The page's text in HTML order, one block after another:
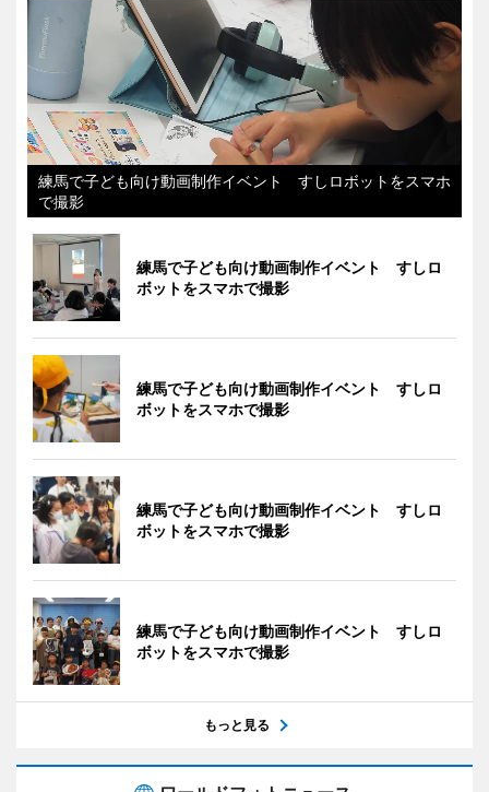
練馬で子ども向け動画制作イベント すしロボットをスマホ
で撮影
練馬で子ども向け動画制作イベント すしロ
ボットをスマホで撮影
練馬で子ども向け動画制作イベント すしロ
ボットをスマホで撮影
練馬で子ども向け動画制作イベント すしロ
ボットをスマホで撮影
練馬で子ども向け動画制作イベント すしロ
ボットをスマホで撮影
もっと見る